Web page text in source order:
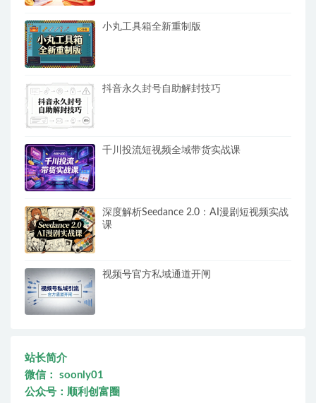
小丸工具箱全新重制版
抖音永久封号自助解封技巧
千川投流短视频全域带货实战课
深度解析Seedance 2.0：AI漫剧短视频实战
课
视频号官方私域通道开闸
站长简介
微信： soonly01
公众号：顺利创富圈